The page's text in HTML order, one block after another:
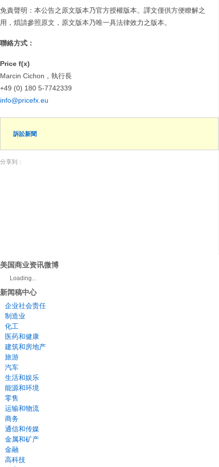
免責聲明：本公告之原文版本乃官方授權版本。譯文僅供方便瞭解之
用，煩請參照原文，原文版本乃唯一具法律效力之版本。
聯絡方式 ：
Price f(x)
Marcin Cichon，執行長
+49 (0) 180 5-7742339
info@pricefx.eu
訴訟新聞
分享到：
美国商业资讯微博
Loading...
新闻稿中心
企业社会责任
制造业
化工
医药和健康
建筑和房地产
旅游
汽车
生活和娱乐
能源和环境
零售
运输和物流
商务
通信和传媒
金属和矿产
金融
高科技